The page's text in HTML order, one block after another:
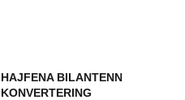
HAJFENA BILANTENN
KONVERTERING